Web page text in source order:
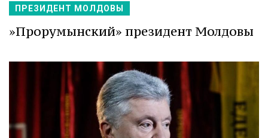
ПРЕЗИДЕНТ МОЛДОВЫ
»Прорумынский» президент Молдовы